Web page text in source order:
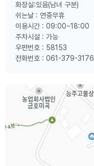
화장실:있음(남녀 구분)
쉬는날 : 연중무휴
이용시간 : 09:00~18:00
주차시설 : 가능
우편번호 : 58153
전화번호 : 061-379-3176